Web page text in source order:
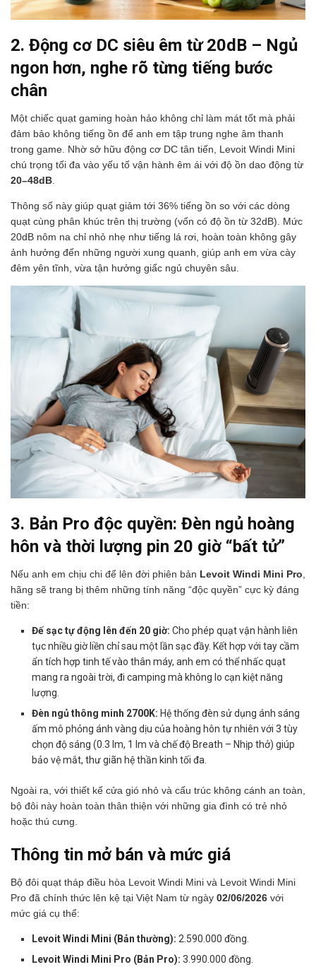
2. Động cơ DC siêu êm từ 20dB – Ngủ
ngon hơn, nghe rõ từng tiếng bước
chân
Một chiếc quạt gaming hoàn hảo không chỉ làm mát tốt mà phải
đảm bảo không tiếng ồn để anh em tập trung nghe âm thanh
trong game. Nhờ sở hữu động cơ DC tân tiến, Levoit Windi Mini
chú trọng tối đa vào yếu tố vận hành êm ái với độ ồn dao động từ
20–48dB
Thông số này giúp quạt giảm tới 36% tiếng ồn so với các dòng
quạt cùng phân khúc trên thị trường (vốn có độ ồn từ 32dB). Mức
20dB nôm na chỉ nhỏ nhẹ như tiếng lá rơi, hoàn toàn không gây
ảnh hưởng đến những người xung quanh, giúp anh em vừa cày
đêm yên tĩnh, vừa tận hưởng giấc ngủ chuyên sâu.
3. Bản Pro độc quyền: Đèn ngủ hoàng
hôn và thời lượng pin 20 giờ “bất tử”
Nếu anh em chịu chi để lên đời phiên bản Levoit Windi Mini Pro
hãng sẽ trang bị thêm những tính năng “độc quyền” cực kỳ đáng
tiền:
Đế sạc tự động lên đến 20 giờ: Cho phép quạt vận hành liên
tục nhiều giờ liền chỉ sau một lần sạc đầy. Kết hợp với tay cầm
ẩn tích hợp tinh tế vào thân máy, anh em có thể nhấc quạt
mang ra ngoài trời, đi camping mà không lo cạn kiệt năng
lượng.
Đèn ngủ thông minh 2700K: Hệ thống đèn sử dụng ánh sáng
ấm mô phỏng ánh vàng dịu của hoàng hôn tự nhiên với 3 tùy
chọn độ sáng (0.3 lm, 1 lm và chế độ Breath – Nhịp thở) giúp
bảo vệ mắt, thư giãn hệ thần kinh tối đa.
Ngoài ra, với thiết kế cửa gió nhỏ và cấu trúc không cánh an toàn,
bộ đôi này hoàn toàn thân thiện với những gia đình có trẻ nhỏ
hoặc thú cưng.
Thông tin mở bán và mức giá
Bộ đôi quạt tháp điều hòa Levoit Windi Mini và Levoit Windi Mini
Pro đã chính thức lên kệ tại Việt Nam từ ngày 02/06/2026 với
mức giá cụ thể:
Levoit Windi Mini (Bản thường): 2.590.000 đồng.
Levoit Windi Mini Pro (Bản Pro): 3.990.000 đồng.